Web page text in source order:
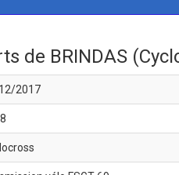
de BRINDAS
2017